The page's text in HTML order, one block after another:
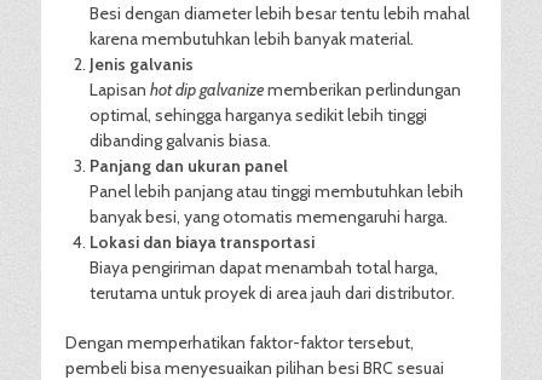
Besi dengan diameter lebih besar tentu lebih mahal
karena membutuhkan lebih banyak material.
Jenis galvanis
Lapisan hot dip galvanizememberikan perlindungan
optimal, sehingga harganya sedikit lebih tinggi
dibanding galvanis biasa.
Panjang dan ukuran panel
Panel lebih panjang atau tinggi membutuhkan lebih
banyak besi, yang otomatis memengaruhi harga.
Lokasi dan biaya transportasi
Biaya pengiriman dapat menambah total harga,
terutama untuk proyek di area jauh dari distributor.
Dengan memperhatikan faktor-faktor tersebut,
pembeli bisa menyesuaikan pilihan besi BRC sesuai